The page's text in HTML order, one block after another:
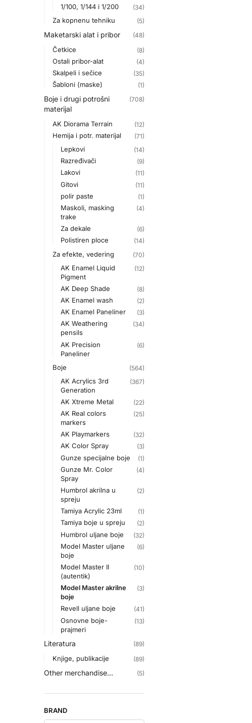
1/100, 1/144 i 1/200 (34)
Za kopnenu tehniku (5)
Maketarski alat i pribor (48)
Četkice (8)
Ostali pribor-alat (4)
Skalpeli i sečice (35)
Šabloni (maske) (1)
Boje i drugi potrošni
materijal
(708)
AK Diorama Terrain (12)
Hemija i potr. materijal (71)
Lepkovi (14)
Razređivači (9)
Lakovi (11)
Gitovi (11)
polir paste (1)
Maskoli, masking
trake
(4)
Za dekale (6)
Polistiren ploce (14)
Za efekte, vedering (70)
AK Enamel Liquid
Pigment
(12)
AK Deep Shade (8)
AK Enamel wash (2)
AK Enamel Paneliner (3)
AK Weathering
pensils
(34)
AK Precision
Paneliner
(6)
Boje (564)
AK Acrylics 3rd
Generation
(367)
AK Xtreme Metal (22)
AK Real colors
markers
(25)
AK Playmarkers (32)
AK Color Spray (3)
Gunze specijalne boje (1)
Gunze Mr. Color
Spray
(4)
Humbrol akrilna u
spreju
(2)
Tamiya Acrylic 23ml (1)
Tamiya boje u spreju (2)
Humbrol uljane boje (32)
Model Master uljane
boje
(6)
Model Master II
(autentik)
(10)
Model Master akrilne
boje
(3)
Revell uljane boje (41)
Osnovne boje-
prajmeri
(13)
Literatura (89)
Knjige, publikacije (89)
Other merchandise... (5)
BRAND